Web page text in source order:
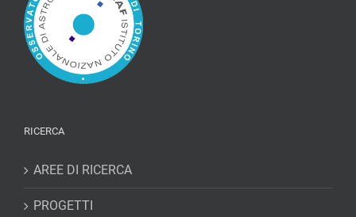
RICERCA
AREE DI RICERCA
PROGETTI